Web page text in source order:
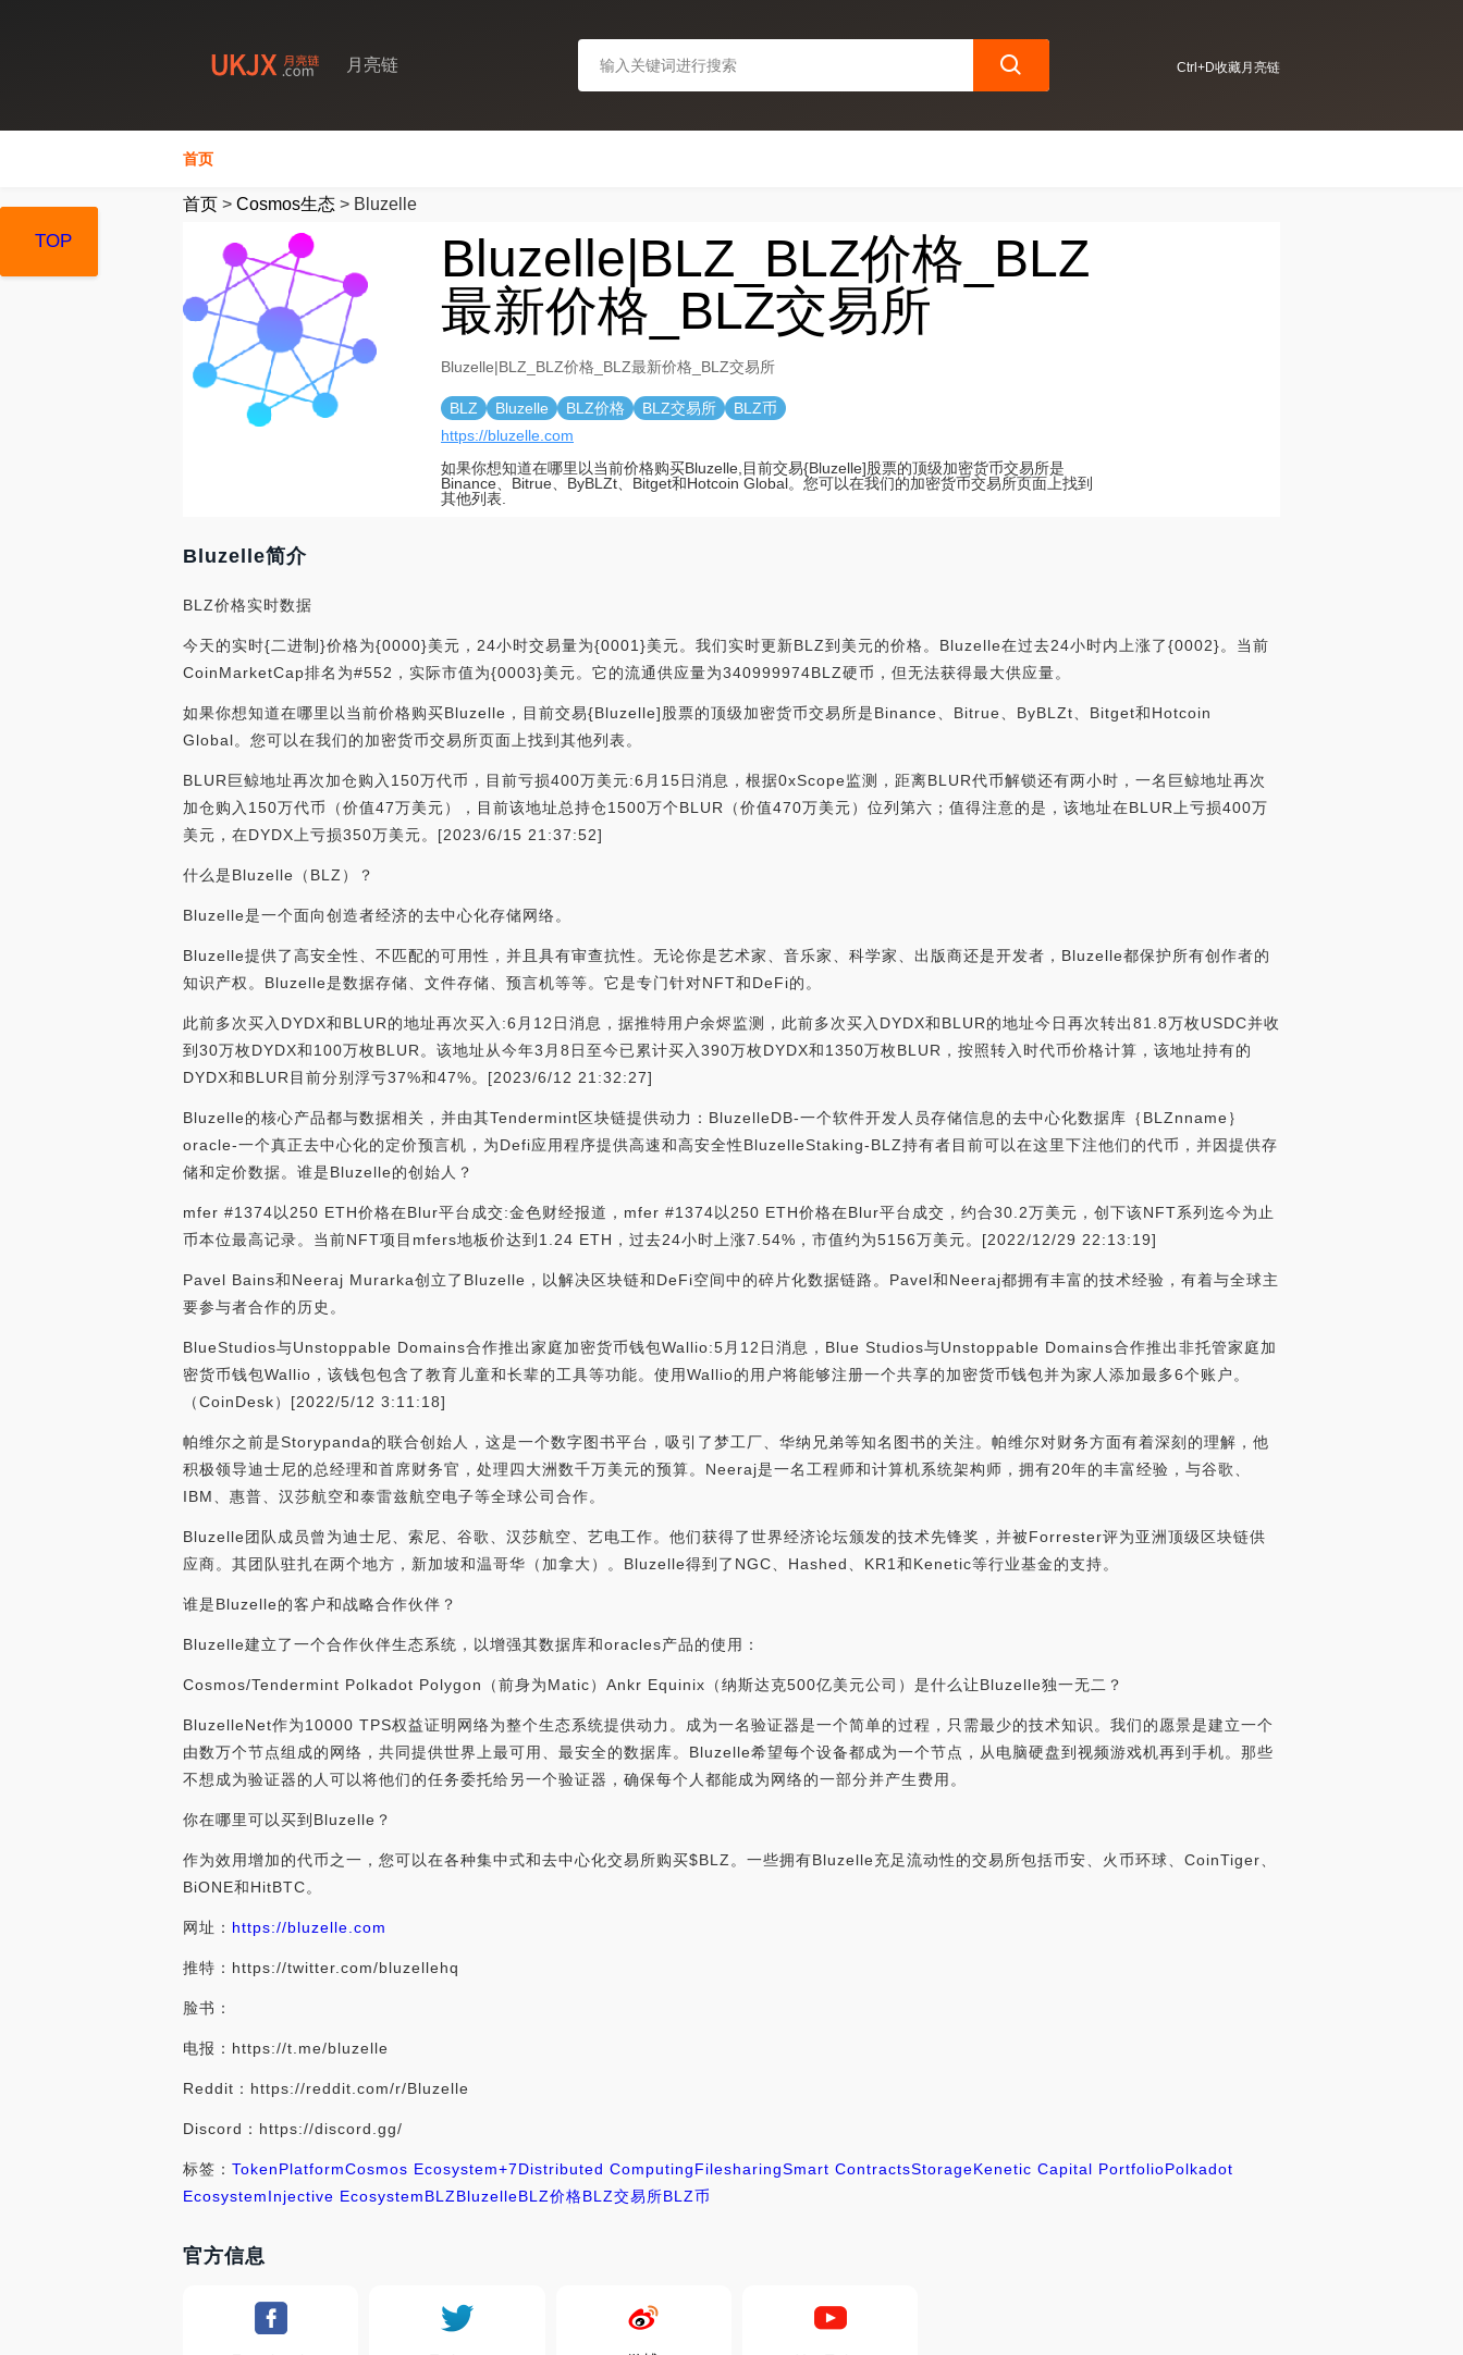
月亮链 Ctrl+D收藏月亮链
首页
首页 > Cosmos生态 > Bluzelle
Bluzelle|BLZ_BLZ价格_BLZ
最新价格_BLZ交易所
Bluzelle|BLZ_BLZ价格_BLZ最新价格_BLZ交易所
BLZ Bluzelle BLZ价格 BLZ交易所
BLZ币
https://bluzelle.com
如果你想知道在哪里以当前价格购买Bluzelle,目前交易{Bluzelle]股票的顶级加密货币交易所是
Binance、Bitrue、ByBLZt、Bitget和Hotcoin Global。您可以在我们的加密货币交易所页面上找到
其他列表.
Bluzelle简介
BLZ价格实时数据
今天的实时{二进制}价格为{0000}美元，24小时交易量为{0001}美元。我们实时更新BLZ到美元的价格。Bluzelle在过去24小时内上涨了{0002}。当前
CoinMarketCap排名为#552，实际市值为{0003}美元。它的流通供应量为340999974BLZ硬币，但无法获得最大供应量。
如果你想知道在哪里以当前价格购买Bluzelle，目前交易{Bluzelle]股票的顶级加密货币交易所是Binance、Bitrue、ByBLZt、Bitget和Hotcoin
Global。您可以在我们的加密货币交易所页面上找到其他列表。
BLUR巨鲸地址再次加仓购入150万代币，目前亏损400万美元:6月15日消息，根据0xScope监测，距离BLUR代币解锁还有两小时，一名巨鲸地址再次
加仓购入150万代币（价值47万美元），目前该地址总持仓1500万个BLUR（价值470万美元）位列第六；值得注意的是，该地址在BLUR上亏损400万
美元，在DYDX上亏损350万美元。[2023/6/15 21:37:52]
什么是Bluzelle（BLZ）？
Bluzelle是一个面向创造者经济的去中心化存储网络。
Bluzelle提供了高安全性、不匹配的可用性，并且具有审查抗性。无论你是艺术家、音乐家、科学家、出版商还是开发者，Bluzelle都保护所有创作者的
知识产权。Bluzelle是数据存储、文件存储、预言机等等。它是专门针对NFT和DeFi的。
此前多次买入DYDX和BLUR的地址再次买入:6月12日消息，据推特用户余烬监测，此前多次买入DYDX和BLUR的地址今日再次转出81.8万枚USDC并收
到30万枚DYDX和100万枚BLUR。该地址从今年3月8日至今已累计买入390万枚DYDX和1350万枚BLUR，按照转入时代币价格计算，该地址持有的
DYDX和BLUR目前分别浮亏37%和47%。[2023/6/12 21:32:27]
Bluzelle的核心产品都与数据相关，并由其Tendermint区块链提供动力：BluzelleDB-一个软件开发人员存储信息的去中心化数据库｛BLZnname｝
oracle-一个真正去中心化的定价预言机，为Defi应用程序提供高速和高安全性BluzelleStaking-BLZ持有者目前可以在这里下注他们的代币，并因提供存
储和定价数据。谁是Bluzelle的创始人？
mfer #1374以250 ETH价格在Blur平台成交:金色财经报道，mfer #1374以250 ETH价格在Blur平台成交，约合30.2万美元，创下该NFT系列迄今为止
币本位最高记录。当前NFT项目mfers地板价达到1.24 ETH，过去24小时上涨7.54%，市值约为5156万美元。[2022/12/29 22:13:19]
Pavel Bains和Neeraj Murarka创立了Bluzelle，以解决区块链和DeFi空间中的碎片化数据链路。Pavel和Neeraj都拥有丰富的技术经验，有着与全球主
要参与者合作的历史。
BlueStudios与Unstoppable Domains合作推出家庭加密货币钱包Wallio:5月12日消息，Blue Studios与Unstoppable Domains合作推出非托管家庭加
密货币钱包Wallio，该钱包包含了教育儿童和长辈的工具等功能。使用Wallio的用户将能够注册一个共享的加密货币钱包并为家人添加最多6个账户。
（CoinDesk）[2022/5/12 3:11:18]
帕维尔之前是Storypanda的联合创始人，这是一个数字图书平台，吸引了梦工厂、华纳兄弟等知名图书的关注。帕维尔对财务方面有着深刻的理解，他
积极领导迪士尼的总经理和首席财务官，处理四大洲数千万美元的预算。Neeraj是一名工程师和计算机系统架构师，拥有20年的丰富经验，与谷歌、
IBM、惠普、汉莎航空和泰雷兹航空电子等全球公司合作。
Bluzelle团队成员曾为迪士尼、索尼、谷歌、汉莎航空、艺电工作。他们获得了世界经济论坛颁发的技术先锋奖，并被Forrester评为亚洲顶级区块链供
应商。其团队驻扎在两个地方，新加坡和温哥华（加拿大）。Bluzelle得到了NGC、Hashed、KR1和Kenetic等行业基金的支持。
谁是Bluzelle的客户和战略合作伙伴？
Bluzelle建立了一个合作伙伴生态系统，以增强其数据库和oracles产品的使用：
Cosmos/Tendermint Polkadot Polygon（前身为Matic）Ankr Equinix（纳斯达克500亿美元公司）是什么让Bluzelle独一无二？
BluzelleNet作为10000 TPS权益证明网络为整个生态系统提供动力。成为一名验证器是一个简单的过程，只需最少的技术知识。我们的愿景是建立一个
由数万个节点组成的网络，共同提供世界上最可用、最安全的数据库。Bluzelle希望每个设备都成为一个节点，从电脑硬盘到视频游戏机再到手机。那些
不想成为验证器的人可以将他们的任务委托给另一个验证器，确保每个人都能成为网络的一部分并产生费用。
你在哪里可以买到Bluzelle？
作为效用增加的代币之一，您可以在各种集中式和去中心化交易所购买$BLZ。一些拥有Bluzelle充足流动性的交易所包括币安、火币环球、CoinTiger、
BiONE和HitBTC。
网址： https://bluzelle.com
推特：https://twitter.com/bluzellehq
脸书：
电报：https://t.me/bluzelle
Reddit：https://reddit.com/r/Bluzelle
Discord：https://discord.gg/
标签： TokenPlatformCosmos Ecosystem+7Distributed ComputingFilesharingSmart ContractsStorageKenetic Capital PortfolioPolkadot
EcosystemInjective EcosystemBLZBluzelleBLZ价格BLZ交易所BLZ币
官方信息
TOP
TOP
TOP